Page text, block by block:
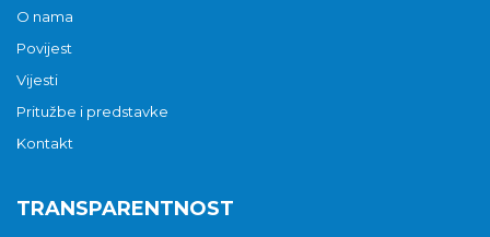
O nama
Povijest
Vijesti
Pritužbe i predstavke
Kontakt
TRANSPARENTNOST